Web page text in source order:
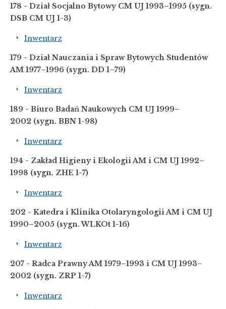
178 - Dział Socjalno Bytowy CM UJ 1993–1995 (sygn.
DSB CM UJ 1-3)
Inwentarz
179 - Dział Nauczania i Spraw Bytowych Studentów
AM 1977–1996 (sygn. DD 1–79)
Inwentarz
189 - Biuro Badań Naukowych CM UJ 1999–
2002 (sygn. BBN 1-98)
Inwentarz
194 - Zakład Higieny i Ekologii AM i CM UJ 1992–
1998 (sygn. ZHE 1-7)
Inwentarz
202 - Katedra i Klinika Otolaryngologii AM i CM UJ
1990–2005 (sygn. WLKOt 1-16)
Inwentarz
207 - Radca Prawny AM 1979–1993 i CM UJ 1993–
2002 (sygn. ZRP 1-7)
Inwentarz